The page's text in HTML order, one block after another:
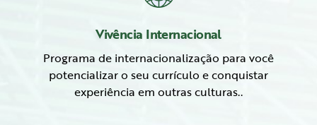
Vivência Internacional
Programa de internacionalização para você
potencializar o seu currículo e conquistar
experiência em outras culturas..